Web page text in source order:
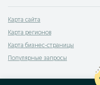
Карта сайта
Карта регионов
Карта бизнес-страницы
Популярные запросы